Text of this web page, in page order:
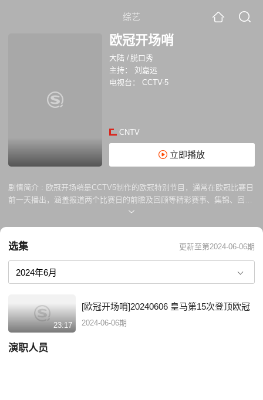
综艺
欧冠开场哨
大陆 / 脱口秀
主持：
刘嘉远
电视台：
CCTV-5
CNTV
立即播放
剧情简介 : 欧冠开场哨是CCTV5制作的欧冠特别节目，通常在欧冠比赛日
前一天播出，涵盖报道两个比赛日的前瞻及回顾等精彩赛事、集锦、回放
选集 更新至第2024-06-06期
23:17
[欧冠开场哨]20240606 皇马第15次登顶欧冠
2024-06-06期
演职人员